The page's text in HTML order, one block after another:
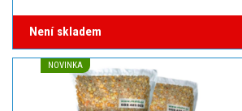
Není skladem
NOVINKA